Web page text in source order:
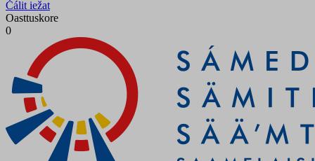
Čálit iežat
Oasttuskore
0